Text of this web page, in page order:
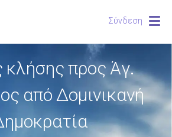
Σύνδεση
κλήσης προς Άγ.
από Δομινικανή